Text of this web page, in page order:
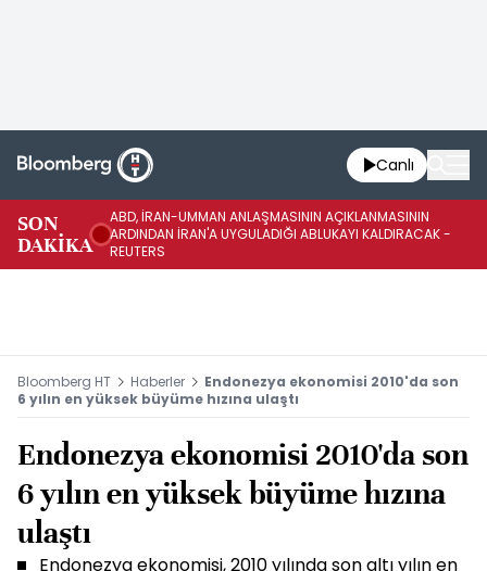
Canlı
SON
DAKİKA
ABD, İRAN-UMMAN ANLAŞMASININ AÇIKLANMASININ
ARDINDAN İRAN'A UYGULADIĞI ABLUKAYI KALDIRACAK -
REUTERS
Bloomberg HT Haberler
Endonezya ekonomisi 2010'da son
6 yılın en yüksek büyüme hızına ulaştı
Endonezya ekonomisi 2010'da son
6 yılın en yüksek büyüme hızına
ulaştı
Endonezya ekonomisi, 2010 yılında son altı yılın en